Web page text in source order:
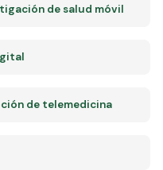
de salud móvil
de telemedicina